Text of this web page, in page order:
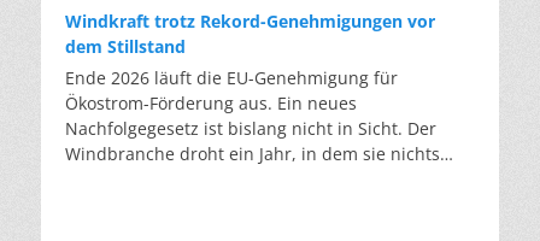
Windkraft trotz Rekord-Genehmigungen vor
dem Stillstand
Ende 2026 läuft die EU-Genehmigung für
Ökostrom-Förderung aus. Ein neues
Nachfolgegesetz ist bislang nicht in Sicht. Der
Windbranche droht ein Jahr, in dem sie nichts